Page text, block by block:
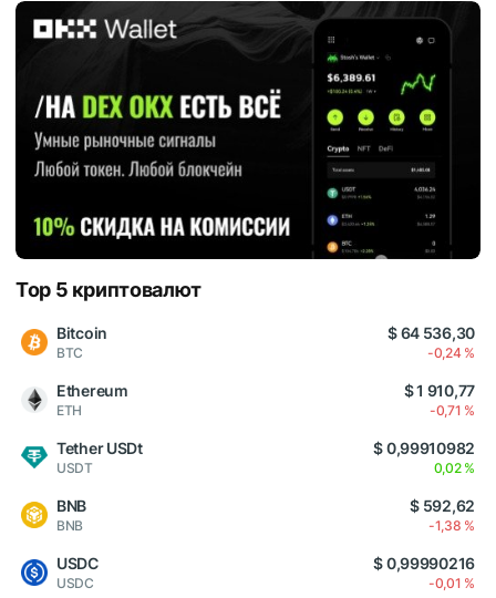
Top 5 криптовалют
Bitcoin
BTC
$ 64 536,30
-0,24 %
Ethereum
ETH
$ 1 910,77
-0,71 %
Tether USDt
USDT
$ 0,99910982
0,02 %
BNB
BNB
$ 592,62
-1,38 %
USDC
USDC
$ 0,99990216
-0,01 %